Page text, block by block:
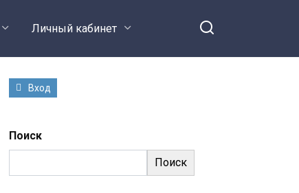
Личный кабинет
Вход
Поиск
Поиск